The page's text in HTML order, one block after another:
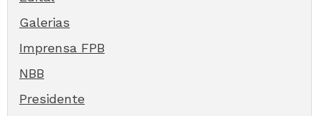
Galerias
Imprensa FPB
NBB
Presidente